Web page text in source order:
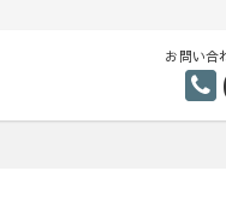
お問い合